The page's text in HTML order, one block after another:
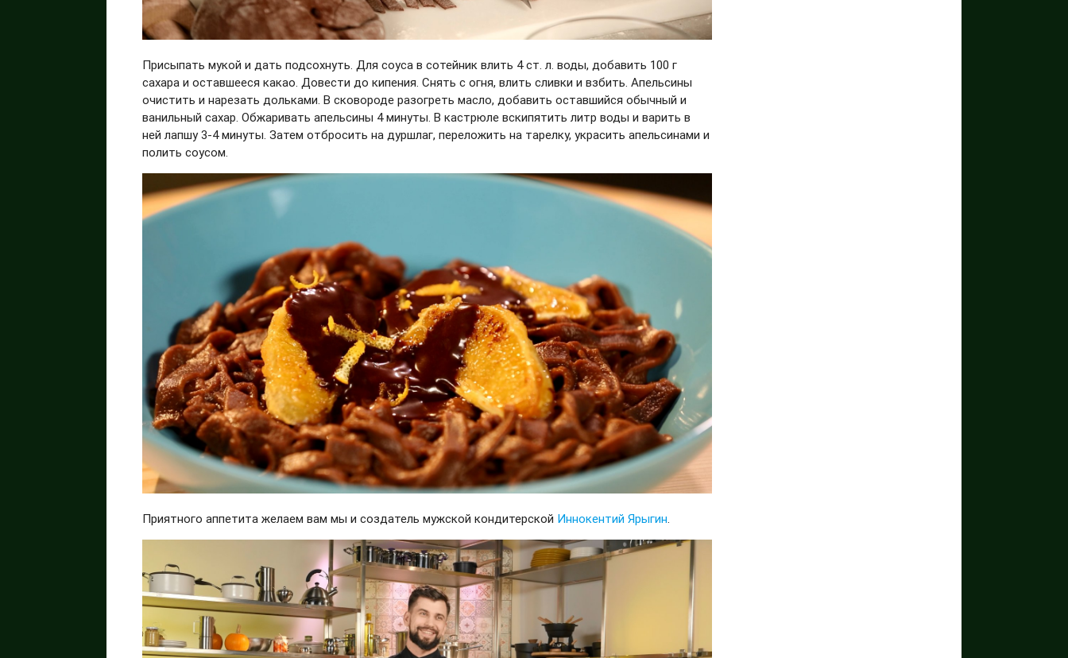
Присыпать мукой и дать подсохнуть. Для соуса в сотейник влить 4 ст. л. воды, добавить 100 г
сахара и оставшееся какао. Довести до кипения. Снять с огня, влить сливки и взбить. Апельсины
очистить и нарезать дольками. В сковороде разогреть масло, добавить оставшийся обычный и
ванильный сахар. Обжаривать апельсины 4 минуты. В кастрюле вскипятить литр воды и варить в
ней лапшу 3-4 минуты. Затем отбросить на дуршлаг, переложить на тарелку, украсить апельсинами и
полить соусом.
Приятного аппетита желаем вам мы и создатель мужской кондитерской Иннокентий Ярыгин.